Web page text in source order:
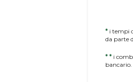
*i tempi
da parte
* * i